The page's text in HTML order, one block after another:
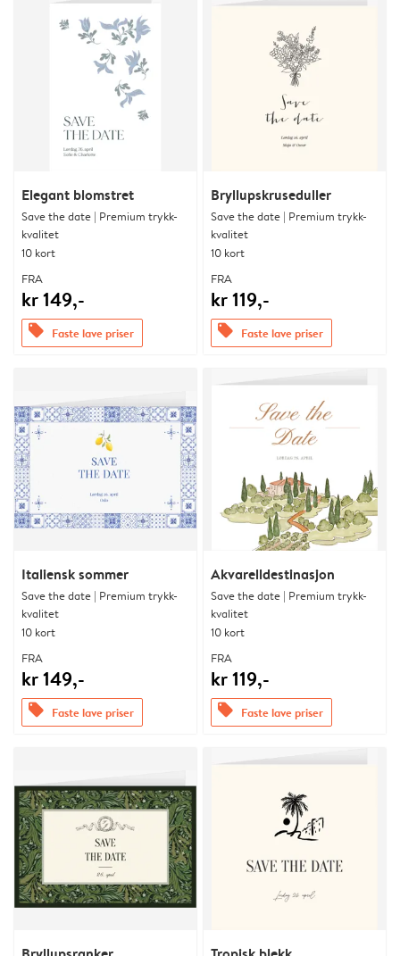
Elegant blomstret
Save the date | Premium trykk-
kvalitet
10 kort
FRA
kr 149,-
offers Faste lave priser
Bryllupskruseduller
Save the date | Premium trykk-
kvalitet
10 kort
FRA
kr 119,-
offers Faste lave priser
Italiensk sommer
Save the date | Premium trykk-
kvalitet
10 kort
FRA
kr 149,-
offers Faste lave priser
Akvarelldestinasjon
Save the date | Premium trykk-
kvalitet
10 kort
FRA
kr 119,-
offers Faste lave priser